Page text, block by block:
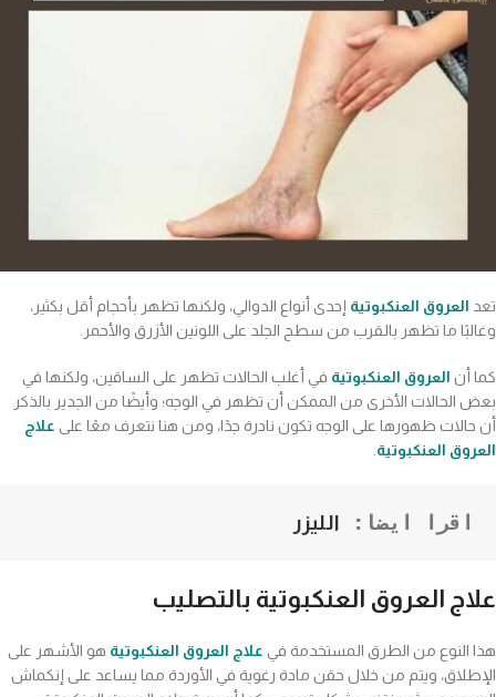
تعد العروق العنكبوتية إحدى أنواع الدوالي، ولكنها تظهر بأحجام أقل بكثير،
وغالبًا ما تظهر بالقرب من سطح الجلد على اللونين الأزرق والأحمر.
كما أن العروق العنكبوتية في أغلب الحالات تظهر على الساقين، ولكنها في
بعض الحالات الأخرى من الممكن أن تظهر في الوجه؛ وأيضًا من الجدير بالذكر
أن حالات ظهورها على الوجه تكون نادرة جدًا، ومن هنا نتعرف معًا على علاج
العروق العنكبوتية
اقرا ايضا: الليزر
علاج العروق العنكبوتية بالتصليب
هذا النوع من الطرق المستخدمة في علاج العروق العنكبوتية هو الأشهر على
الإطلاق، ويتم من خلال حقن مادة رغوية في الأوردة مما يساعد على إنكماش